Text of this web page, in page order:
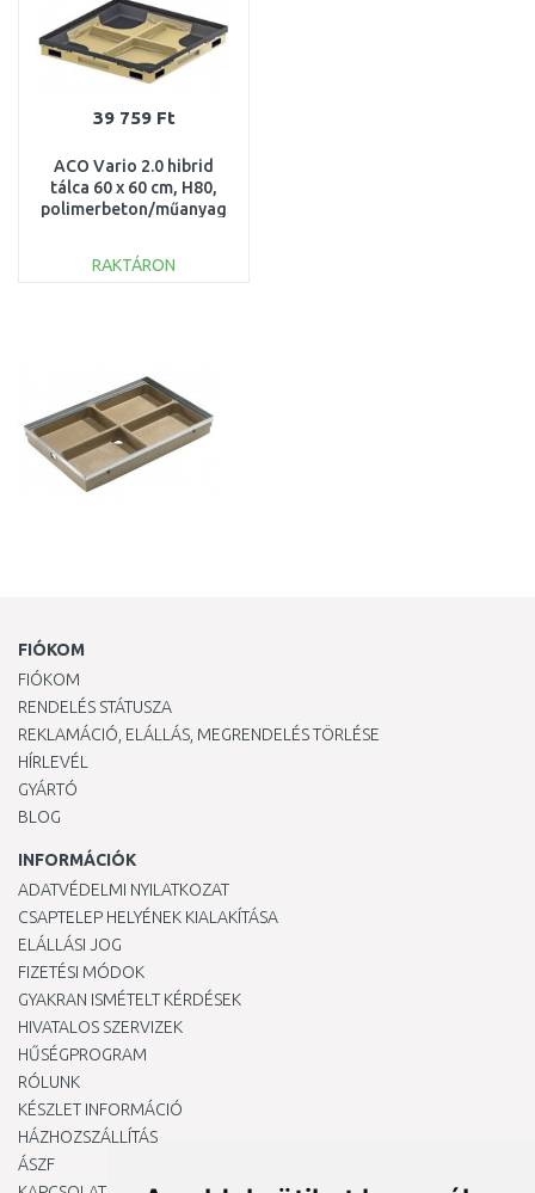
39 759 Ft
ACO Vario 2.0 hibrid
tálca 60 x 60 cm, H80,
polimerbeton/műanyag
RAKTÁRON
FIÓKOM
FIÓKOM
RENDELÉS STÁTUSZA
REKLAMÁCIÓ, ELÁLLÁS, MEGRENDELÉS TÖRLÉSE
HÍRLEVÉL
GYÁRTÓ
BLOG
INFORMÁCIÓK
ADATVÉDELMI NYILATKOZAT
CSAPTELEP HELYÉNEK KIALAKÍTÁSA
ELÁLLÁSI JOG
FIZETÉSI MÓDOK
GYAKRAN ISMÉTELT KÉRDÉSEK
HIVATALOS SZERVIZEK
HŰSÉGPROGRAM
RÓLUNK
KÉSZLET INFORMÁCIÓ
HÁZHOZSZÁLLÍTÁS
ÁSZF